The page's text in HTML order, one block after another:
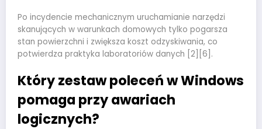
Po incydencie mechanicznym uruchamianie narzędzi
skanujących w warunkach domowych tylko pogarsza
stan powierzchni i zwiększa koszt odzyskiwania, co
potwierdza praktyka laboratoriów danych [2][6].
Który zestaw poleceń w Windows
pomaga przy awariach
logicznych?